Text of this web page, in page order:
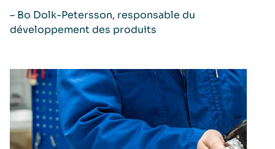
– Bo Dolk-Petersson, responsable du
développement des produits